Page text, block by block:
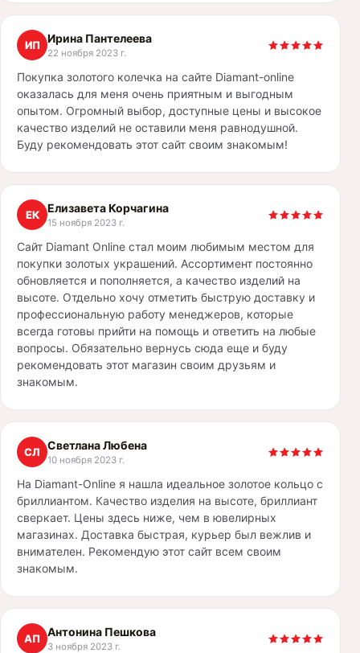
ИП Ирина Пантелеева
22 ноября 2023 г.
Покупка золотого колечка на сайте Diamant-online
оказалась для меня очень приятным и выгодным
опытом. Огромный выбор, доступные цены и высокое
качество изделий не оставили меня равнодушной.
Буду рекомендовать этот сайт своим знакомым!
ЕК Елизавета Корчагина
15 ноября 2023 г.
Сайт Diamant Online стал моим любимым местом для
покупки золотых украшений. Ассортимент постоянно
обновляется и пополняется, а качество изделий на
высоте. Отдельно хочу отметить быструю доставку и
профессиональную работу менеджеров, которые
всегда готовы прийти на помощь и ответить на любые
вопросы. Обязательно вернусь сюда еще и буду
рекомендовать этот магазин своим друзьям и
знакомым.
СЛ Светлана Любена
10 ноября 2023 г.
На Diamant-Online я нашла идеальное золотое кольцо с
бриллиантом. Качество изделия на высоте, бриллиант
сверкает. Цены здесь ниже, чем в ювелирных
магазинах. Доставка быстрая, курьер был вежлив и
внимателен. Рекомендую этот сайт всем своим
знакомым.
АП Антонина Пешкова
3 ноября 2023 г.